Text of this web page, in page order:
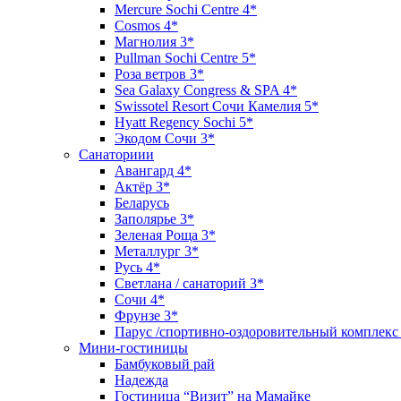
Mercure Sochi Centre 4*
Cosmos 4*
Магнолия 3*
Pullman Sochi Сеntre 5*
Роза ветров 3*
Sea Galaxy Congress & SPA 4*
Swissotel Resort Сочи Камелия 5*
Hyatt Regency Sochi 5*
Экодом Сочи 3*
Санаториии
Авангард 4*
Актёр 3*
Беларусь
Заполярье 3*
Зеленая Роща 3*
Металлург 3*
Русь 4*
Светлана / санаторий 3*
Сочи 4*
Фрунзе 3*
Парус /спортивно-оздоровительный
Мини-гостиницы
Бамбуковый рай
Надежда
Гостиница “Визит” на Мамайке